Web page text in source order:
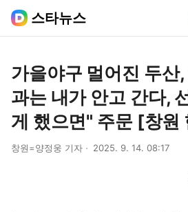
스타뉴스
가을야구 멀어진 두산
과는 내가 안고 간다,
게 했으면" 주문 [창원
창원=양정웅 기자 2025. 9. 14. 08:17